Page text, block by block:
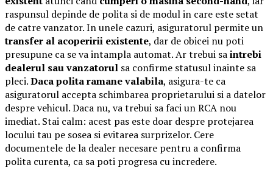
raspunsul depinde de polita si de modul in care este setat
de catre vanzator. In unele cazuri, asiguratorul permite un
transfer al acoperirii existente, dar de obicei nu poti
presupune ca se va intampla automat. Ar trebui saintrebi
dealerul sau vanzatorul sa confirme statusul inainte sa
pleci.Daca polita ramane valabila, asigura-te ca
asiguratorul accepta schimbarea proprietarului si a datelor
despre vehicul. Daca nu, va trebui sa faci un RCA nou
imediat. Stai calm: acest pas este doar despre protejarea
locului tau pe sosea si evitarea surprizelor. Cere
documentele de la dealer necesare pentru a confirma
polita curenta, ca sa poti progresa cu incredere.